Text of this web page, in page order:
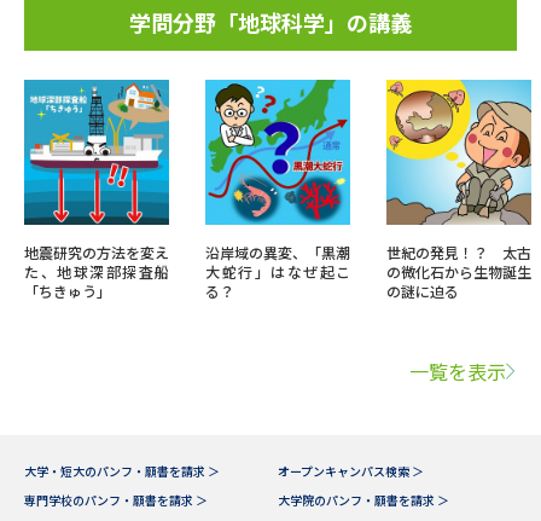
学問分野「地球科学」の講義
地震研究の方法を変え
た、地球深部探査船
「ちきゅう」
沿岸域の異変、「黒潮
大蛇行」はなぜ起こ
る？
世紀の発見！？ 太古
の微化石から生物誕生
の謎に迫る
一覧を表示
大学・短大のパンフ・願書を請求 ＞
オープンキャンパス検索 ＞
専門学校のパンフ・願書を請求 ＞
大学院のパンフ・願書を請求 ＞